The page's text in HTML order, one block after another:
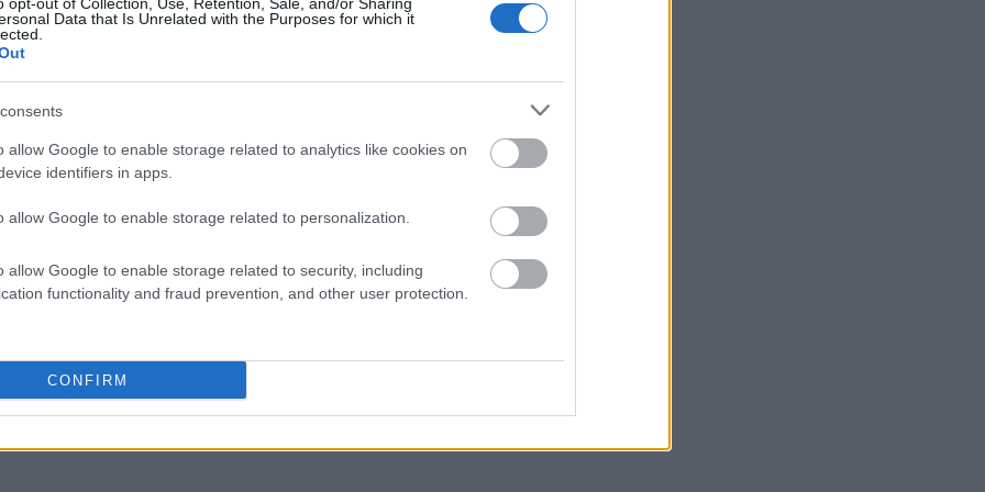
Data that Is Unrelated with the Purposes for which it
allow Google to enable storage related to analytics like cookies on
identifiers in apps.
allow Google to enable storage related to personalization.
allow Google to enable storage related to security, including
functionality and fraud prevention, and other user protection.
CONFIRM
Brakuje czegoś w haśle?
abonenci Dobrego słownika.
SPRAWDŹ